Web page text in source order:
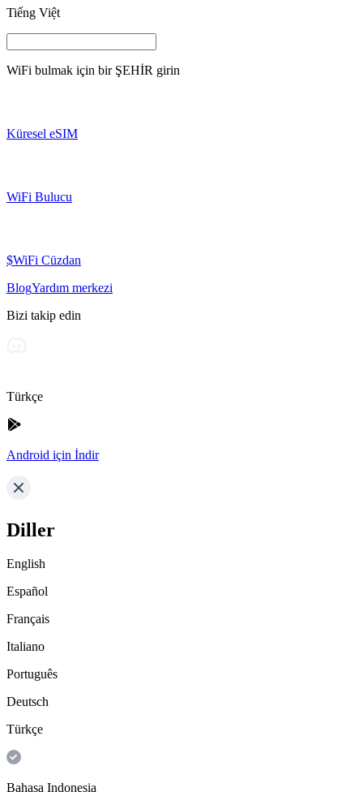
Tiếng Việt
WiFi bulmak için bir ŞEHİR girin
Küresel eSIM
WiFi Bulucu
$WiFi Cüzdan
BlogYardım merkezi
Bizi takip edin
Türkçe
Android için İndir
Diller
English
Español
Français
Italiano
Português
Deutsch
Türkçe
Bahasa Indonesia